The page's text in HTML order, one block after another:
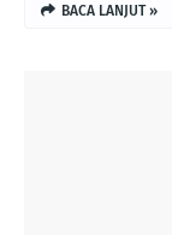
BACA LANJUT »